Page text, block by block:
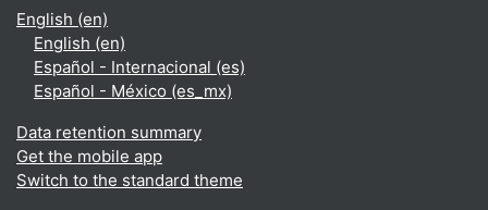
English ‎(en)‎
English ‎(en)‎
Español - Internacional ‎(es)‎
Español - México ‎(es_mx)‎
Data retention summary
Get the mobile app
Switch to the standard theme